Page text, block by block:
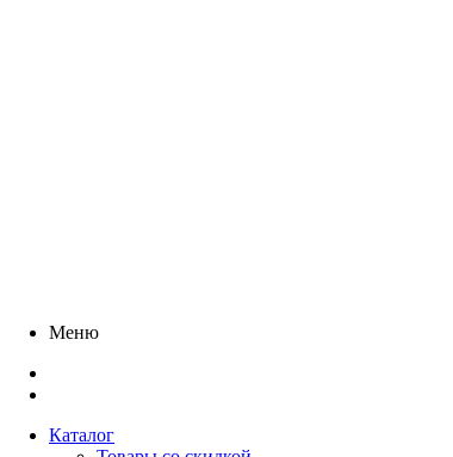
Меню
Каталог